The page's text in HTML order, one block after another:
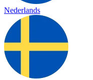
Nederlands